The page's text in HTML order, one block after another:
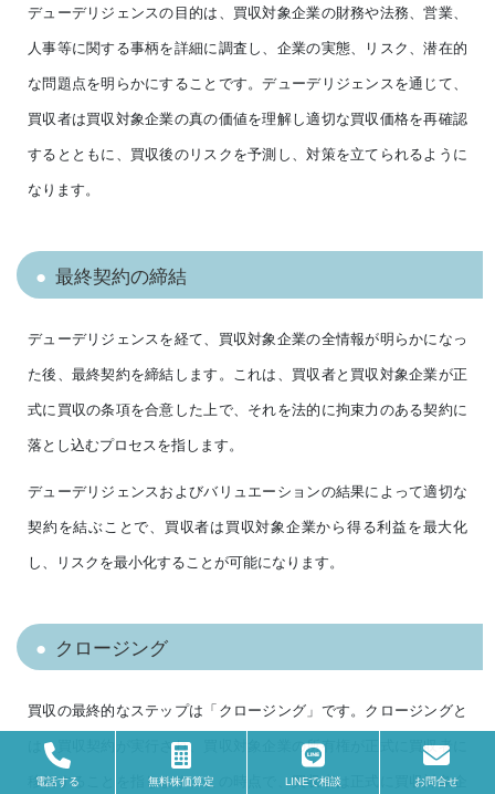
デューデリジェンスの目的は、買収対象企業の財務や法務、営業、
人事等に関する事柄を詳細に調査し、企業の実態、リスク、潜在的
な問題点を明らかにすることです。デューデリジェンスを通じて、
買収者は買収対象企業の真の価値を理解し適切な買収価格を再確認
するとともに、買収後のリスクを予測し、対策を立てられるように
なります。
最終契約の締結
デューデリジェンスを経て、買収対象企業の全情報が明らかになっ
た後、最終契約を締結します。これは、買収者と買収対象企業が正
式に買収の条項を合意した上で、それを法的に拘束力のある契約に
落とし込むプロセスを指します。
デューデリジェンスおよびバリュエーションの結果によって適切な
契約を結ぶことで、買収者は買収対象企業から得る利益を最大化
し、リスクを最小化することが可能になります。
クロージング
買収の最終的なステップは「クロージング」です。クロージングと
は、買収契約が実行され、買収対象企業の所有権が正式に買収者に
移転することを指します。この時点で、買収者は正式に買収対象企
電話する 無料株価算定 LINEで相談 お問合せ